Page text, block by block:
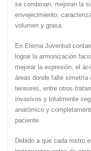
se combinan, mejoran la
envejecimiento,
volumen y grasa.
En Eterna Juventud
lograr la armonización
mejorar la expresión, el
áreas donde falte simetría
tensores, entre otros
invasivos y totalmente
anatómico y
paciente.
Debido a que cada rostro